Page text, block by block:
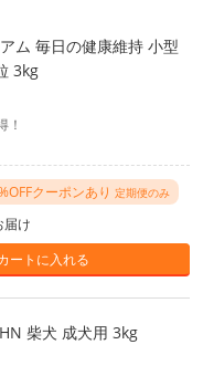
ム 毎日の健康維持 小型
3kg
！
クーポンあり 定期便のみ
届け
ートに入れる
柴犬 成犬用 3kg